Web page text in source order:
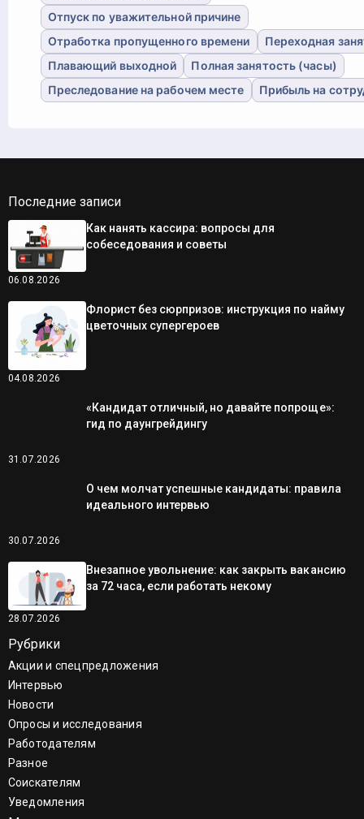
Отпуск по уважительной причине
Отработка пропущенного времени
Переходная
Плавающий выходной
Полная занятость (часы)
Преследование на рабочем месте
Прибыль на
Последние записи
06.08.2026
Как нанять кассира: вопросы для
собеседования и советы
04.08.2026
Флорист без сюрпризов: инструкция по найму
цветочных супергероев
31.07.2026
«Кандидат отличный, но давайте попроще»:
гид по даунгрейдингу
30.07.2026
О чем молчат успешные кандидаты: правила
идеального интервью
28.07.2026
Внезапное увольнение: как закрыть вакансию
за 72 часа, если работать некому
Рубрики
Акции и спецпредложения
Интервью
Новости
Опросы и исследования
Работодателям
Разное
Соискателям
Уведомления